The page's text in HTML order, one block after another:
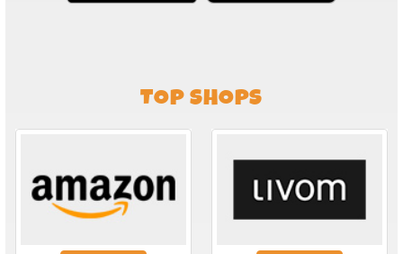
TOP SHOPS